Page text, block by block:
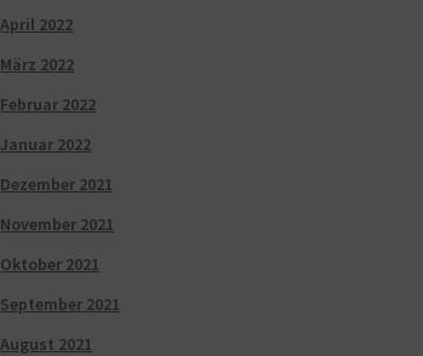
April 2022
März 2022
Februar 2022
Januar 2022
Dezember 2021
November 2021
Oktober 2021
September 2021
August 2021